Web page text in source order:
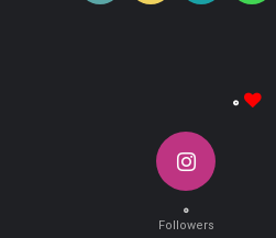
۰
۰
Followers